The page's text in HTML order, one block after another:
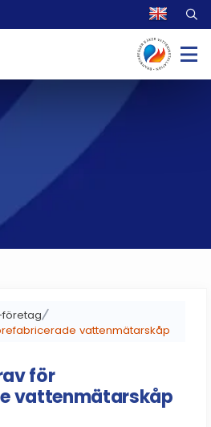
företag
vattenmätarskåp
för
vattenmätarskåp